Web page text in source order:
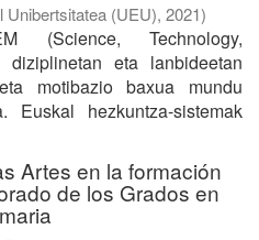
Unibertsitatea (UEU), 2021)
(Science, Technology,
diziplinetan eta lanbideetan
motibazio baxua mundu
hezkuntza-sistemak
Artes en la formación
de los Grados en